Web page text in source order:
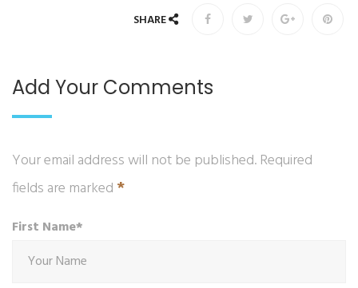
SHARE
Add Your Comments
Your email address will not be published. Required
fields are marked *
First Name*